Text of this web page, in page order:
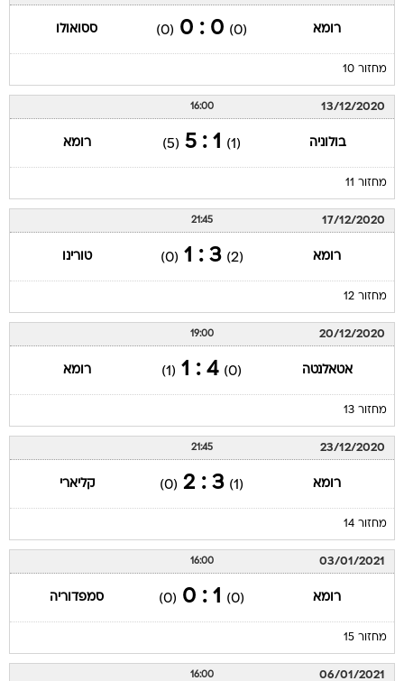
רומא (0)
0 : 0
(0) ססואולו
מחזור 10
13/12/2020
16:00
בולוניה (1)
1 : 5
(5) רומא
מחזור 11
17/12/2020
21:45
רומא (2)
3 : 1
(0) טורינו
מחזור 12
20/12/2020
19:00
אטאלנטה (0)
4 : 1
(1) רומא
מחזור 13
23/12/2020
21:45
רומא (1)
3 : 2
(0) קליארי
מחזור 14
03/01/2021
16:00
רומא (0)
1 : 0
(0) סמפדוריה
מחזור 15
06/01/2021
16:00